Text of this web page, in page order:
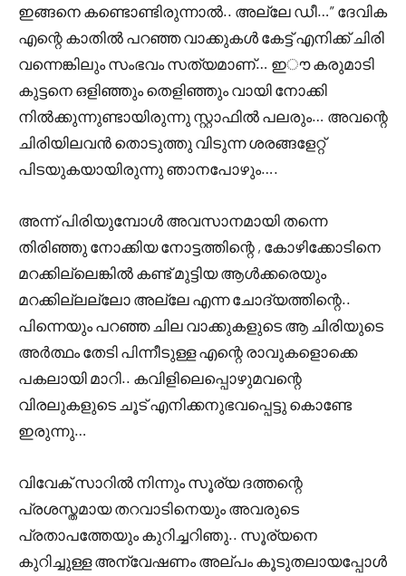
ഇങ്ങനെ കണ്ടൊണ്ടിരുന്നാൽ.. അല്ലേ ഡീ…” ദേവിക
എന്റെ കാതിൽ പറഞ്ഞ വാക്കുകൾ കേട്ട് എനിക്ക് ചിരി
വന്നെങ്കിലും സംഭവം സത്യമാണ്… ഇൗ കരുമാടി
കുട്ടനെ ഒളിഞ്ഞും തെളിഞ്ഞും വായി നോക്കി
നിൽക്കുന്നുണ്ടായിരുന്നു സ്റ്റാഫിൽ പലരും… അവന്റെ
ചിരിയിലവൻ തൊടുത്തു വിടുന്ന ശരങ്ങളേറ്റ്
പിടയുകയായിരുന്നു ഞാനപോഴും….
അന്ന് പിരിയുമ്പോൾ അവസാനമായി തന്നെ
തിരിഞ്ഞു നോക്കിയ നോട്ടത്തിന്റെ , കോഴിക്കോടിനെ
മറക്കില്ലെങ്കിൽ കണ്ട് മുട്ടിയ ആൾക്കരെയും
മറക്കില്ലല്ലോ അല്ലേ എന്ന ചോദ്യത്തിന്റെ..
പിന്നെയും പറഞ്ഞ ചില വാക്കുകളുടെ ആ ചിരിയുടെ
അർത്ഥം തേടി പിന്നീടുള്ള എന്റെ രാവുകളൊക്കെ
പകലായി മാറി.. കവിളിലെപ്പൊഴുമവന്റെ
വിരലുകളുടെ ചൂട് എനിക്കനുഭവപ്പെട്ടു കൊണ്ടേ
ഇരുന്നു…
വിവേക് സാറിൽ നിന്നും സൂര്യ ദത്തന്റെ
പ്രശസ്തമായ തറവാടിനെയും അവരുടെ
പ്രതാപത്തേയും കുറിച്ചറിഞു.. സൂര്യനെ
കുറിച്ചുള്ള അന്വേഷണം അല്പം കൂടുതലായപ്പോൾ